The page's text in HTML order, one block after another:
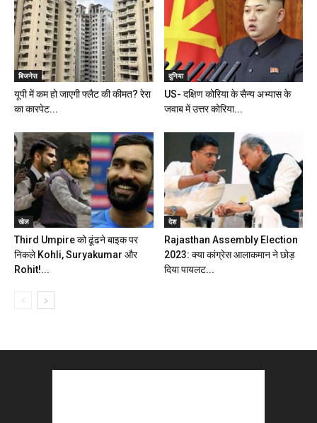
बिजनेस
यूपी में कम हो जाएगी फ्लैट की कीमत? रेरा
का कारपेट...
दुनिया
US- दक्षिण कोरिया के सैन्य अभ्यास के
जवाब में उत्तर कोरिया...
खेल
Third Umpire को ढूंढने बाइक पर
निकले Kohli, Suryakumar और
Rohit!...
देश
Rajasthan Assembly Election
2023: क्या कांग्रेस आलाकमान ने छोड़
दिया पायलट...